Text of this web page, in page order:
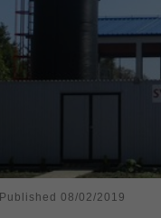
Published 08/02/2019